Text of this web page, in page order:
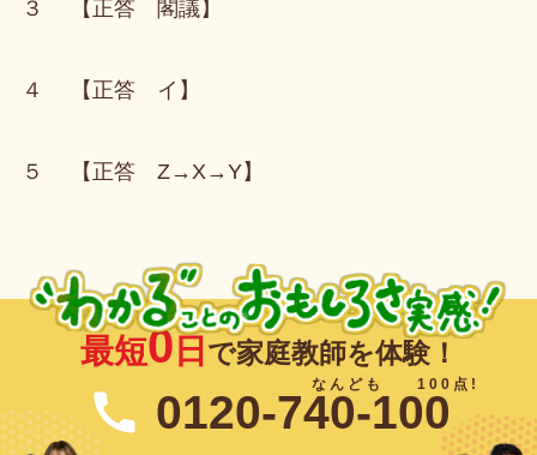
３ 【正答 閣議】
４ 【正答 イ】
５ 【正答 Z→X→Y】
最短0 日 で家庭教師を体験！
0120-740-100